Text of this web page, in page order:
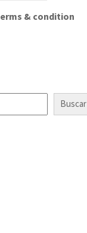
& condition
Buscar